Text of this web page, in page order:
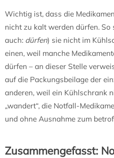
Wichtig ist, dass die
nicht zu kalt werden dürfen. So
auch: dürfen) sie nicht im
einen, weil manche
dürfen – an dieser Stelle
auf die Packungsbeilage der
anderen, weil ein Kühlschrank
„wandert“, die Notfall-
und ohne Ausnahme zum
Zusammengefasst: